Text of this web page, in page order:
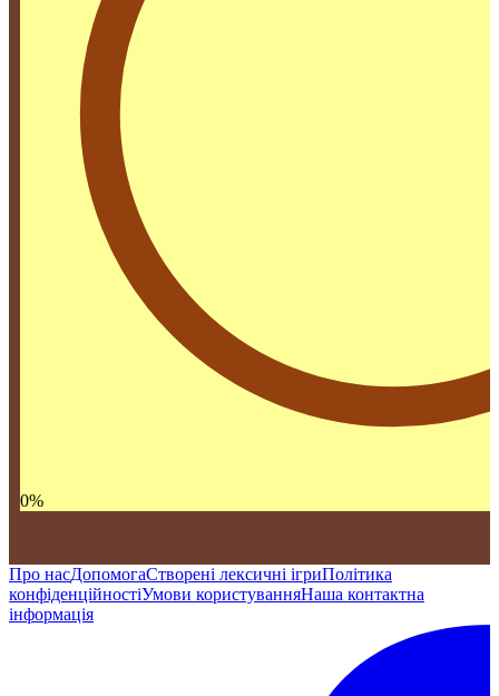
0%
Про насДопомогаСтворені лексичні ігриПолітика
конфіденційностіУмови користуванняНаша контактна
інформація